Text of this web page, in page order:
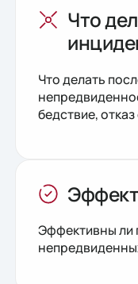
Что
Что делать
бедствие,
Эффективны ли